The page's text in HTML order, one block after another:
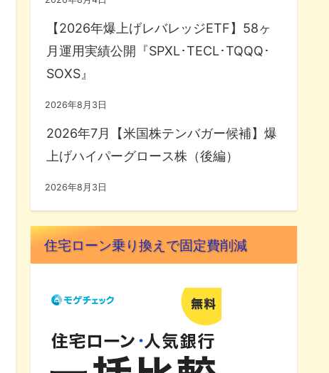
【2026年爆上げレバレッジETF】58ヶ
月運用実績公開『SPXL･TECL･TQQQ･
SOXS』
2026年8月3日
2026年7月【米国株テンバガー候補】爆
上げハイパーグロース株（後編）
2026年8月3日
住宅ローン乗り換えで固定費削減